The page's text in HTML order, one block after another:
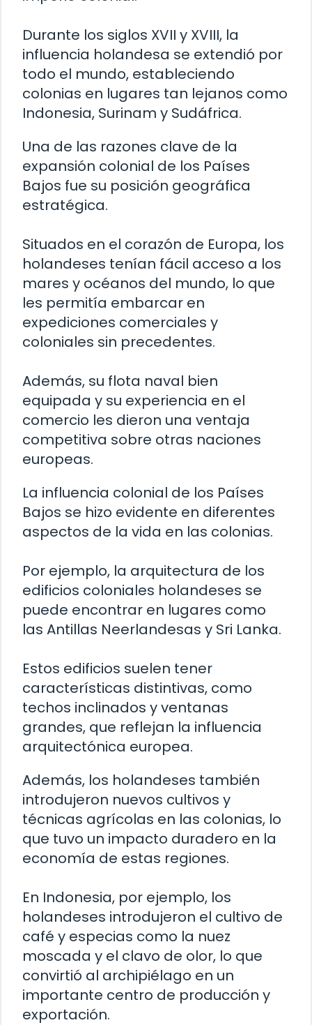
Durante los siglos XVII y XVIII, la
influencia holandesa se extendió por
todo el mundo, estableciendo
colonias en lugares tan lejanos como
Indonesia, Surinam y Sudáfrica.
Una de las razones clave de la
expansión colonial de los Países
Bajos fue su posición geográfica
estratégica.
Situados en el corazón de Europa, los
holandeses tenían fácil acceso a los
mares y océanos del mundo, lo que
les permitía embarcar en
expediciones comerciales y
coloniales sin precedentes.
Además, su flota naval bien
equipada y su experiencia en el
comercio les dieron una ventaja
competitiva sobre otras naciones
europeas.
La influencia colonial de los Países
Bajos se hizo evidente en diferentes
aspectos de la vida en las colonias.
Por ejemplo, la arquitectura de los
edificios coloniales holandeses se
puede encontrar en lugares como
las Antillas Neerlandesas y Sri Lanka.
Estos edificios suelen tener
características distintivas, como
techos inclinados y ventanas
grandes, que reflejan la influencia
arquitectónica europea.
Además, los holandeses también
introdujeron nuevos cultivos y
técnicas agrícolas en las colonias, lo
que tuvo un impacto duradero en la
economía de estas regiones.
En Indonesia, por ejemplo, los
holandeses introdujeron el cultivo de
café y especias como la nuez
moscada y el clavo de olor, lo que
convirtió al archipiélago en un
importante centro de producción y
exportación.